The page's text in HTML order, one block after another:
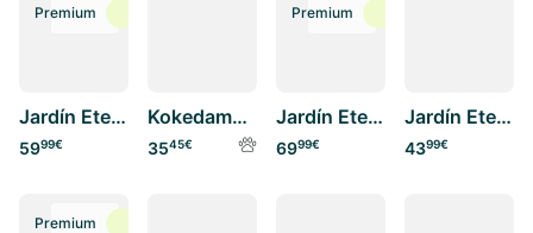
Premium
Jardín Eterno La Fosca
5999€
Kokedama Pluma Rosa
3545€
Premium
Jardín Eterno La Platgeta
6999€
Jardín Eterno Garbí
4399€
Premium